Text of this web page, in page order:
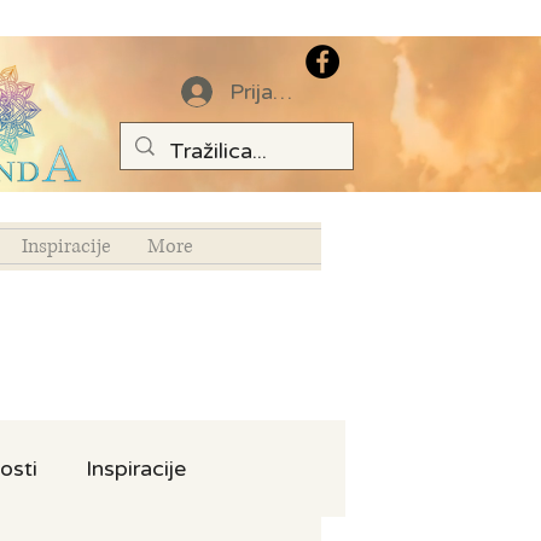
Prijava
Inspiracije More
Inspiracije